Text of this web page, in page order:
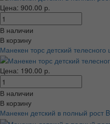
Цена: 900.00 р.
В наличии
В корзину
Манекен торс детский телесного
Цена: 190.00 р.
В наличии
В корзину
Манекен детский в полный рост